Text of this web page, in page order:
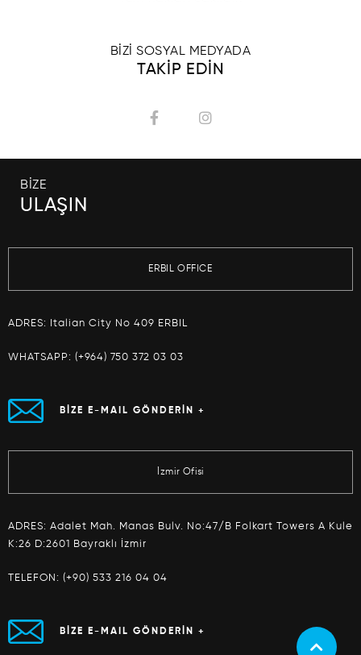
BİZİ SOSYAL MEDYADA
TAKİP EDİN
BİZE
ULAŞIN
ERBIL OFFICE
ADRES: Italian City No 409 ERBIL
WHATSAPP: (+964) 750 372 03 03
BİZE E-MAIL GÖNDERİN +
İzmir Ofisi
ADRES: Adalet Mah. Manas Bulv. No:47/B Folkart Towers A Kule
K:26 D:2601 Bayraklı İzmir
TELEFON: (+90) 533 216 04 04
BİZE E-MAIL GÖNDERİN +